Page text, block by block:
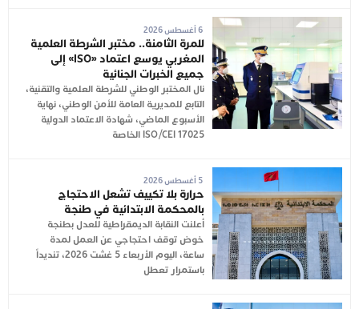
6 أغسطس 2026
للمرة الثامنة.. مختبر الشرطة العلمية
المغربي يوسع اعتماد «ISO» إلى
جميع الخبرات الجنائية
نال المختبر الوطني للشرطة العلمية والتقنية،
التابع للمديرية العامة للأمن الوطني، نهاية
الأسبوع الماضي، شهادة الاعتماد الدولية
ISO/CEI 17025 الخاصة
5 أغسطس 2026
حرارة بلا تكييف تشعل الاحتجاج
بالمحكمة الابتدائية في طنجة
أعلنت النقابة الديمقراطية للعدل بطنجة
خوض توقف احتجاجي عن العمل لمدة
ساعة، اليوم الأربعاء 5 غشت 2026، تنديداً
باستمرار تعطل